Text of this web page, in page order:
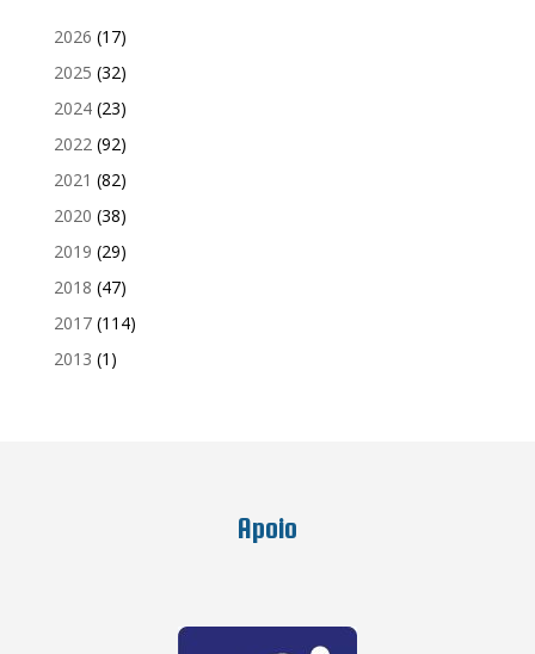
2026 (17)
2025 (32)
2024(23)
2022(92)
2021 (82)
2020 (38)
2019 (29)
2018 (47)
2017(114)
2013 (1)
Apoio